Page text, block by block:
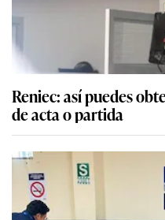
Reniec: así puedes
de acta o partida